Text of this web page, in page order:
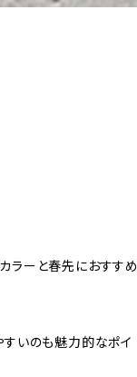
ラーと春先におすすめ
いのも魅力的なポイ